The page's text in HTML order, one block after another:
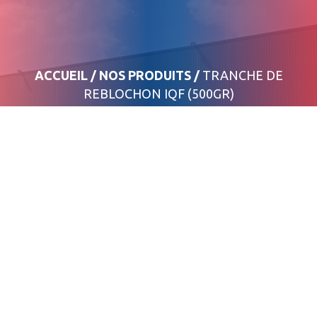
ACCUEIL/ NOS PRODUITS/ TRANCHE DE
REBLOCHON IQF (500GR)